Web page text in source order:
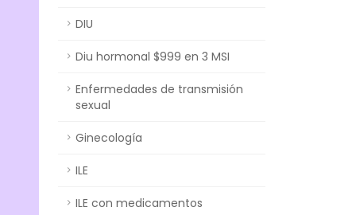
DIU
Diu hormonal $999 en 3 MSI
Enfermedades de transmisión
sexual
Ginecología
ILE
ILE con medicamentos